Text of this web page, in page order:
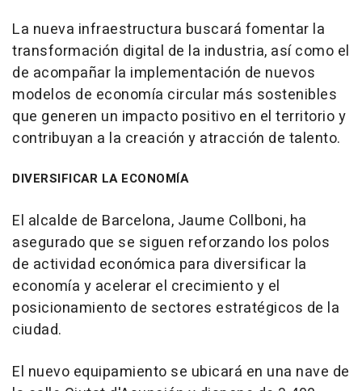
La nueva infraestructura buscará fomentar la
transformación digital de la industria, así como el
de acompañar la implementación de nuevos
modelos de economía circular más sostenibles
que generen un impacto positivo en el territorio y
contribuyan a la creación y atracción de talento.
DIVERSIFICAR LA ECONOMÍA
El alcalde de Barcelona, Jaume Collboni, ha
asegurado que se siguen reforzando los polos
de actividad económica para diversificar la
economía y acelerar el crecimiento y el
posicionamiento de sectores estratégicos de la
ciudad.
El nuevo equipamiento se ubicará en una nave de